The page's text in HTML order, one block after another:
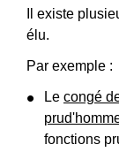
Il existe
élu.
Par exemple :
Le congé
fonctions